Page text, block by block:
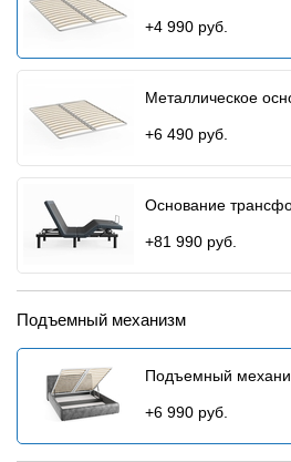
+4 990 руб.
Металлическое
+6 490 руб.
Основание
+81 990 руб.
Подъемный механизм
Подъемный
+6 990 руб.